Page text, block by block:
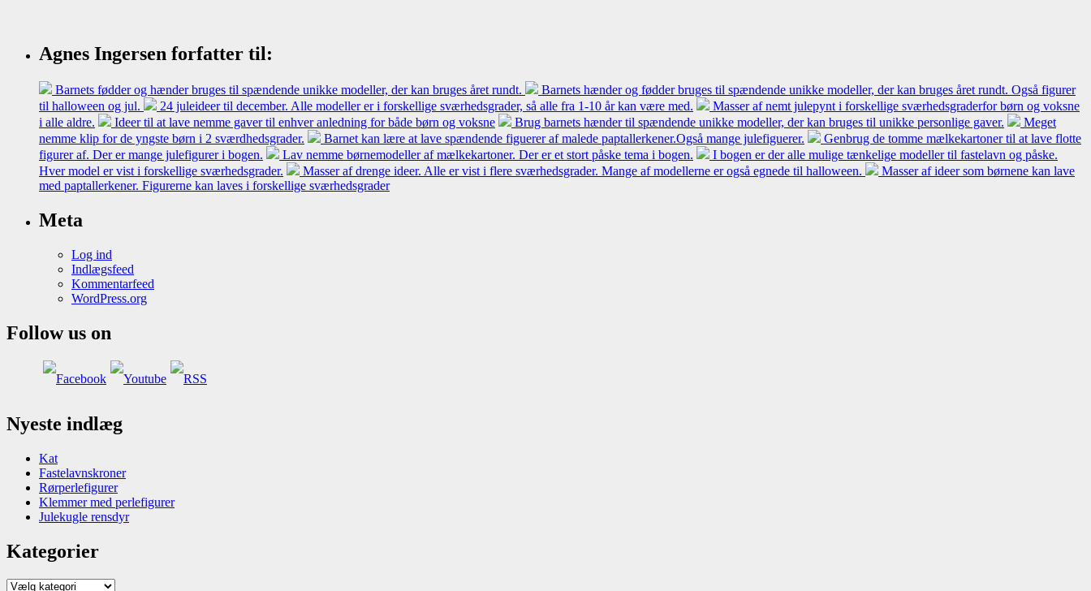
Agnes Ingersen forfatter til:
Barnets fødder og hænder bruges til spændende unikke modeller, der kan bruges året rundt.
Barnets hænder og fødder bruges til spændende unikke modeller, der kan bruges året rundt. Også figurer
til halloween og jul.
24 juleideer til december. Alle modeller er i forskellige sværhedsgrader, så alle fra 1-10 år kan være med.
Masser af nemt julepynt i forskellige sværhedsgraderfor børn og voksne
i alle aldre.
Ideer til at lave nemme gaver til enhver anledning for både børn og voksne Brug barnets hænder til spændende unikke modeller, der kan bruges til unikke personlige gaver.
Meget
nemme klip for de yngste børn i 2 sværdhedsgrader.
Barnet kan lære at lave spændende figuerer af malede paptallerkener.Også mange julefiguerer.
Genbrug de tomme mælkekartoner til at lave flotte
figurer af. Der er mange julefigurer i bogen.
Lav nemme børnemodeller af mælkekartoner. Der er et stort påske tema i bogen.
I bogen er der alle mulige tænkelige modeller til fastelavn og påske.
Hver model er vist i forskellige sværhedsgrader.
Masser af drenge ideer. Alle er vist i flere sværhedsgrader. Mange af modellerne er også egnede til halloween.
Masser af ideer som børnene kan lave
med paptallerkener. Figurerne kan laves i forskellige sværhedsgrader
Meta
Log ind
Indlægsfeed
Kommentarfeed
WordPress.org
Follow us on
Nyeste indlæg
Kat
Fastelavnskroner
Rørperlefigurer
Klemmer med perlefigurer
Julekugle rensdyr
Kategorier
Kategorier